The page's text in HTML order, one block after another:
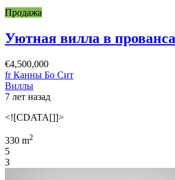
Продажа
Уютная вилла в
€4,500,000
fr Канны Бо Сит
Виллы
7 лет назад
<![CDATA[]]>
330 m2
5
3